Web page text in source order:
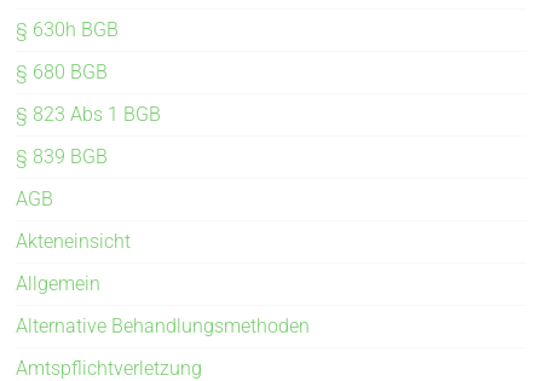
§ 630h BGB
§ 680 BGB
§ 823 Abs 1 BGB
§ 839 BGB
AGB
Akteneinsicht
Allgemein
Alternative Behandlungsmethoden
Amtspflichtverletzung